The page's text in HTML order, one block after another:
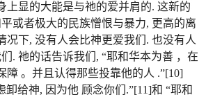
上显的大能是与祂的爱并肩的. 这新的
或者极大的民族憎恨与暴力, 更高的离
况下, 没有人会比神更爱我们. 也没有人
. 祂的话告诉我们, “耶和华本为善 ，在
障 。并且认得那些投靠他的人 .”[10]
卸给神, 因为他 顾念你们.”[11]和 “耶和